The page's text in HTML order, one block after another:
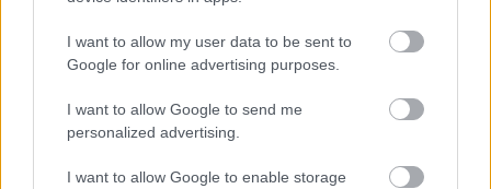
I want to allow my user data to be sent to
Google for online advertising purposes.
I want to allow Google to send me
personalized advertising.
I want to allow Google to enable storage